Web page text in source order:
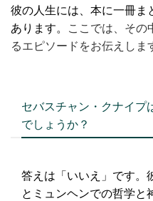
彼の人生には、本に一冊ま
あります。 ここでは、その
るエピソードをお伝えしま
セバスチャン・クナイプ
でしょうか？
答えは「いいえ」です。
とミュンヘンでの哲学と